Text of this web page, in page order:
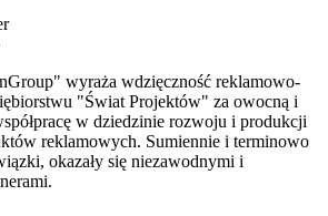
wyraża wdzięczność reklamowo-
"Świat Projektów" za owocną i
w dziedzinie rozwoju i produkcji
reklamowych. Sumiennie i terminowo
okazały się niezawodnymi i